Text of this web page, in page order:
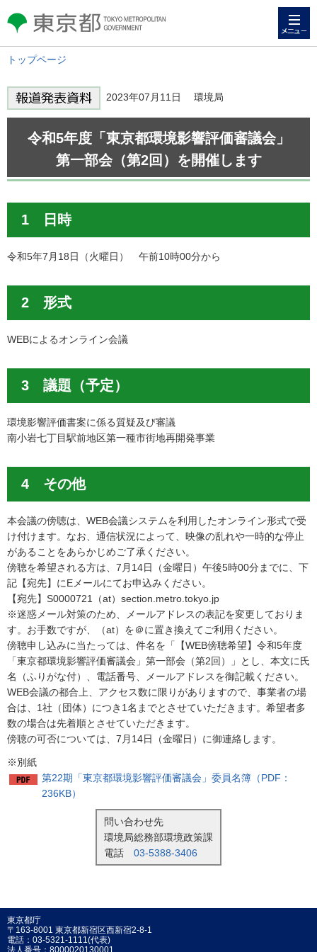
東京都 TOKYO METROPOLITAN
GOVERNMENT
トップページ
2023年07月11日 環境局
令和5年度「東京都環境影響評価審議会」
第一部会（第2回）を開催します
1 日時
令和5年7月18日（火曜日） 午前10時00分から
2 形式
WEBによるオンライン会議
3 議題（予定）
環境影響評価書案に係る質疑及び審議
南小岩七丁目駅前地区第一種市街地再開発事業
4 その他
本会議の傍聴は、WEB会議システムを利用したオンライン形式で受
け付けます。なお、通信状況によって、映像の乱れや一時的な停止
があることをあらかじめご了承ください。
傍聴を希望される方は、7月14日（金曜日）午後5時00分までに、下
記【宛先】にEメールにてお申込みください。
【宛先】S0000721（at）section.metro.tokyo.jp
※迷惑メール対策のため、メールアドレスの表記を変更しておりま
す。お手数ですが、（at）を＠に置き換えてご利用ください。
傍聴申し込みに当たっては、件名を「【WEB傍聴希望】令和5年度
「東京都環境影響評価審議会」第一部会（第2回）」とし、本文に氏
名（ふりがな付）、電話番号、メールアドレスを御記載ください。
WEB会議の都合上、アクセス数に限りがありますので、事業者の場
合は、1社（団体）につき1名までとさせていただきます。希望者多
数の場合は先着順とさせていただきます。
傍聴の可否については、7月14日（金曜日）に御連絡します。
※別紙
第22期「東京都環境影響評価審議会」委員名簿（PDF：
236KB）
問い合わせ先
環境局総務部環境政策課
電話 03-5388-3406
東京都庁
〒163-8001 東京都新宿区西新宿2-8-1
電話：03-5321-1111(代表)